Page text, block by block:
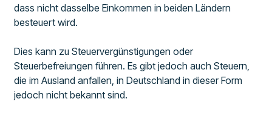
dass nicht dasselbe Einkommen in beiden Ländern
besteuert wird.
Dies kann zu Steuervergünstigungen oder
Steuerbefreiungen führen. Es gibt jedoch auch Steuern,
die im Ausland anfallen, in Deutschland in dieser Form
jedoch nicht bekannt sind.